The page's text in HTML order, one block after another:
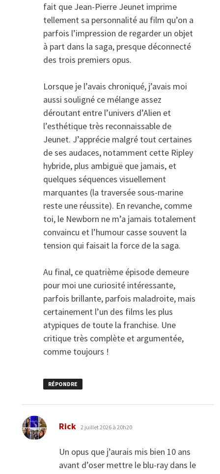
fait que Jean-Pierre Jeunet imprime
tellement sa personnalité au film qu’on a
parfois l’impression de regarder un objet
à part dans la saga, presque déconnecté
des trois premiers opus.
Lorsque je l’avais chroniqué, j’avais moi
aussi souligné ce mélange assez
déroutant entre l’univers d’Alien et
l’esthétique très reconnaissable de
Jeunet. J’apprécie malgré tout certaines
de ses audaces, notamment cette Ripley
hybride, plus ambiguë que jamais, et
quelques séquences visuellement
marquantes (la traversée sous-marine
reste une réussite). En revanche, comme
toi, le Newborn ne m’a jamais totalement
convaincu et l’humour casse souvent la
tension qui faisait la force de la saga.
Au final, ce quatrième épisode demeure
pour moi une curiosité intéressante,
parfois brillante, parfois maladroite, mais
certainement l’un des films les plus
atypiques de toute la franchise. Une
critique très complète et argumentée,
comme toujours !
RÉPONDRE
Rick dit :
2 juillet 2026 à 20h20
Un opus que j’aurais mis bien 10 ans
avant d’oser mettre le blu-ray dans le